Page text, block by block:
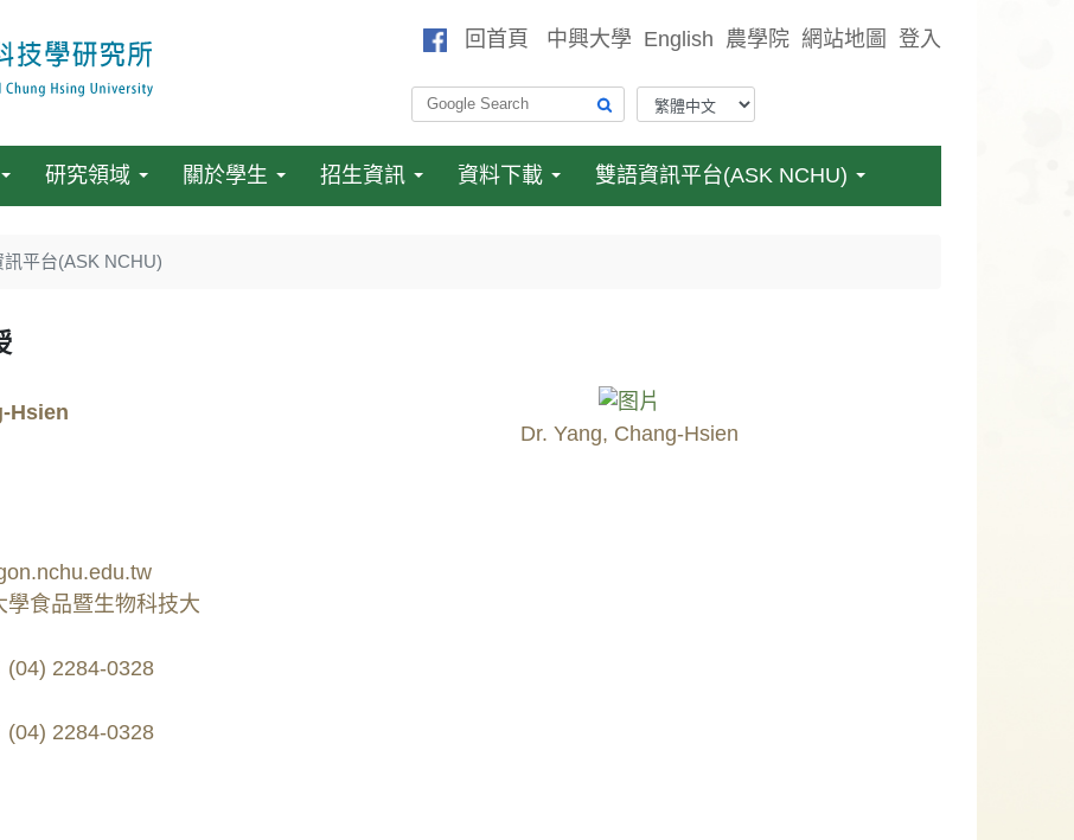
回首頁 中興大學 English 農學院 網站地圖 登入
研究領域 關於學生 招生資訊 資料下載 雙語資訊平台(ASK NCHU)
訊平台(ASK NCHU)
Hsien
學食品暨生物科技大
(04) 2284-0328
(04) 2284-0328
Dr. Yang, Chang-Hsien